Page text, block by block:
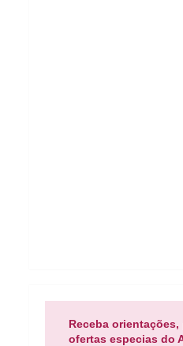
Receba
ofertas especias do